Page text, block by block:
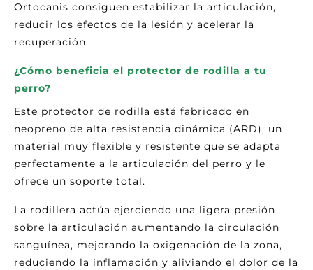
Ortocanis consiguen estabilizar la articulación,
reducir los efectos de la lesión y acelerar la
recuperación.
¿Cómo beneficia el protector de rodilla a tu
perro?
Este protector de rodilla está fabricado en
neopreno de alta resistencia dinámica (ARD), un
material muy flexible y resistente que se adapta
perfectamente a la articulación del perro y le
ofrece un soporte total.
La rodillera actúa ejerciendo una ligera presión
sobre la articulación aumentando la circulación
sanguínea, mejorando la oxigenación de la zona,
reduciendo la inflamación y aliviando el dolor de la